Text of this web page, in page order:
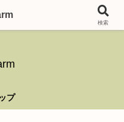
、乗り物、DIYなど難しい事はさ
プ
検索